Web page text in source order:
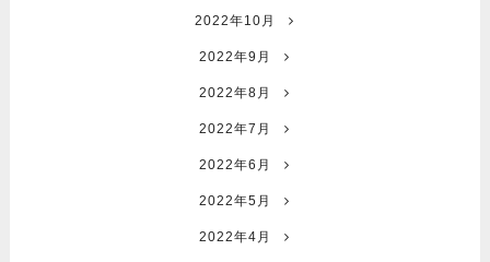
2022年10月
2022年9月
2022年8月
2022年7月
2022年6月
2022年5月
2022年4月